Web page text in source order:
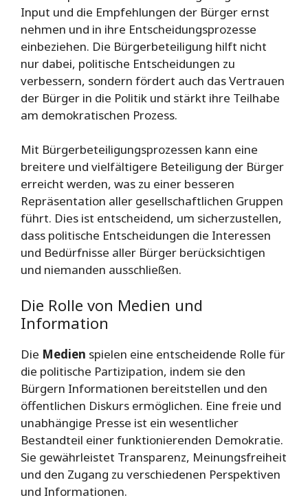
Input und die Empfehlungen der Bürger ernst
nehmen und in ihre Entscheidungsprozesse
einbeziehen. Die Bürgerbeteiligung hilft nicht
nur dabei, politische Entscheidungen zu
verbessern, sondern fördert auch das Vertrauen
der Bürger in die Politik und stärkt ihre Teilhabe
am demokratischen Prozess.
Mit Bürgerbeteiligungsprozessen kann eine
breitere und vielfältigere Beteiligung der Bürger
erreicht werden, was zu einer besseren
Repräsentation aller gesellschaftlichen Gruppen
führt. Dies ist entscheidend, um sicherzustellen,
dass politische Entscheidungen die Interessen
und Bedürfnisse aller Bürger berücksichtigen
und niemanden ausschließen.
Die Rolle von Medien und
Information
Die Medien spielen eine entscheidende Rolle für
die politische Partizipation, indem sie den
Bürgern Informationen bereitstellen und den
öffentlichen Diskurs ermöglichen. Eine freie und
unabhängige Presse ist ein wesentlicher
Bestandteil einer funktionierenden Demokratie.
Sie gewährleistet Transparenz, Meinungsfreiheit
und den Zugang zu verschiedenen Perspektiven
und Informationen.